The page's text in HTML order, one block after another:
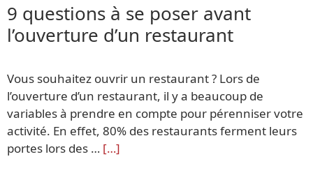
9 questions à se poser avant
l’ouverture d’un restaurant
Vous souhaitez ouvrir un restaurant ? Lors de
l’ouverture d’un restaurant, il y a beaucoup de
variables à prendre en compte pour pérenniser votre
activité. En effet, 80% des restaurants ferment leurs
portes lors des … […]